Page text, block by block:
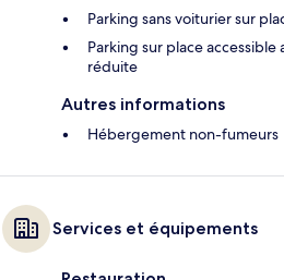
Parking sans voiturier sur
Parking sur place
réduite
Autres informations
Hébergement non-fumeurs
Services et équipements